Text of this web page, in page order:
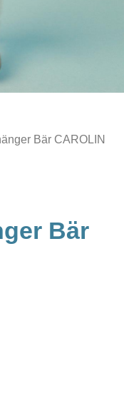
Bär CAROLIN
Bär